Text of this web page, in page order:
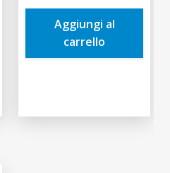
era:
4,00€.
è:
Aggiungi al
carrello